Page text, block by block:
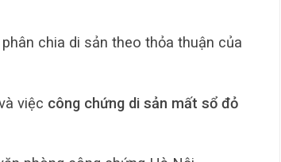
chia di sản theo thỏa thuận của
việc công chứng di sản mất sổ đỏ